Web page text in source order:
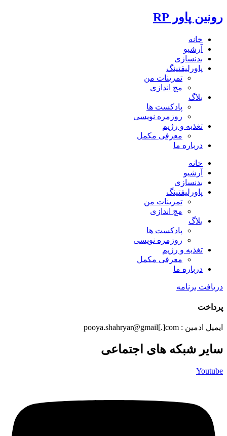
رونین پاور RP
خانه
آرشیو
بدنسازی
پاورلیفتینگ
تمرینات من
مچ اندازی
بلاگ
پادکست ها
روزمره نویسی
تغذیه و رژیم
معرفی مکمل
درباره ما
خانه
آرشیو
بدنسازی
پاورلیفتینگ
تمرینات من
مچ اندازی
بلاگ
پادکست ها
روزمره نویسی
تغذیه و رژیم
معرفی مکمل
درباره ما
دریافت برنامه
پرداخت
ایمیل ادمین : pooya.shahryar@gmail[.]com
سایر شبکه های اجتماعی
Youtube